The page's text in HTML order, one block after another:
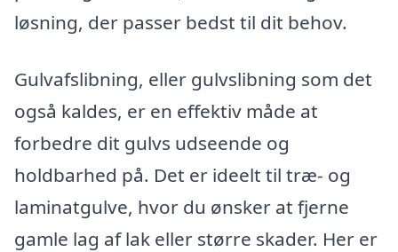
løsning, der passer bedst til dit behov.
Gulvafslibning, eller gulvslibning som det
også kaldes, er en effektiv måde at
forbedre dit gulvs udseende og
holdbarhed på. Det er ideelt til træ- og
laminatgulve, hvor du ønsker at fjerne
gamle lag af lak eller større skader. Her er